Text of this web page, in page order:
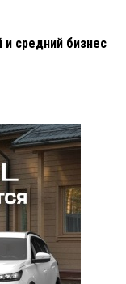
средний бизнес